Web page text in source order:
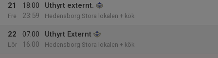
21
Fre
18:00
23:59
Uthyrt externt.
Hedensborg Stora lokalen + kök
22
Lör
07:00
16:00
Uthyrt Externt
Hedensborg Stora lokalen + kök